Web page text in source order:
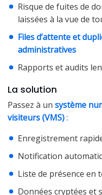
Risque de fuites de
laissées à la vue de
Files d’attente et
administratives
Rapports et audits
La solution
Passez à un système
visiteurs (VMS):
Enregistrement
Notification
Liste de présence en
Données cryptées et